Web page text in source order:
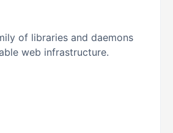
of libraries and daemons
web infrastructure.